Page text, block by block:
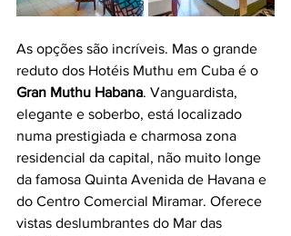
As opções são incríveis. Mas o grande
reduto dos Hotéis Muthu em Cuba é o
Gran Muthu Habana. Vanguardista,
elegante e soberbo, está localizado
numa prestigiada e charmosa zona
residencial da capital, não muito longe
da famosa Quinta Avenida de Havana e
do Centro Comercial Miramar. Oferece
vistas deslumbrantes do Mar das